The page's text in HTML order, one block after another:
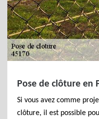
Pose de clôture en
Si vous avez comme
clôture, il est possible